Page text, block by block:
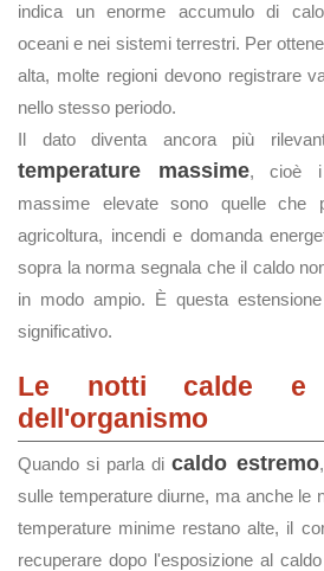
indica un enorme accumulo di
oceani e nei sistemi terrestri. Per
alta, molte regioni devono registrare
nello stesso periodo.
Il dato diventa ancora più
temperature massime, cioè i
massime elevate sono quelle che
agricoltura, incendi e domanda
sopra la norma segnala che il caldo
in modo ampio. È questa
significativo.
Le notti calde e
dell'organismo
Quando si parla dicaldo estremo
sulle temperature diurne, ma anche le
temperature minime restano alte, il
recuperare dopo l'esposizione al